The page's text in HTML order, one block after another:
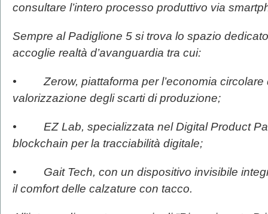
consultare l’intero processo produttivo via
Sempre al Padiglione 5 si trova lo spazio
accoglie realtà d’avanguardia tra cui:
• Zerow, piattaforma per l’economia circolare
valorizzazione degli scarti di produzione;
• EZ Lab, specializzata nel Digital Product
blockchain per la tracciabilità digitale;
• Gait Tech, con un dispositivo invisibile
il comfort delle calzature con tacco.